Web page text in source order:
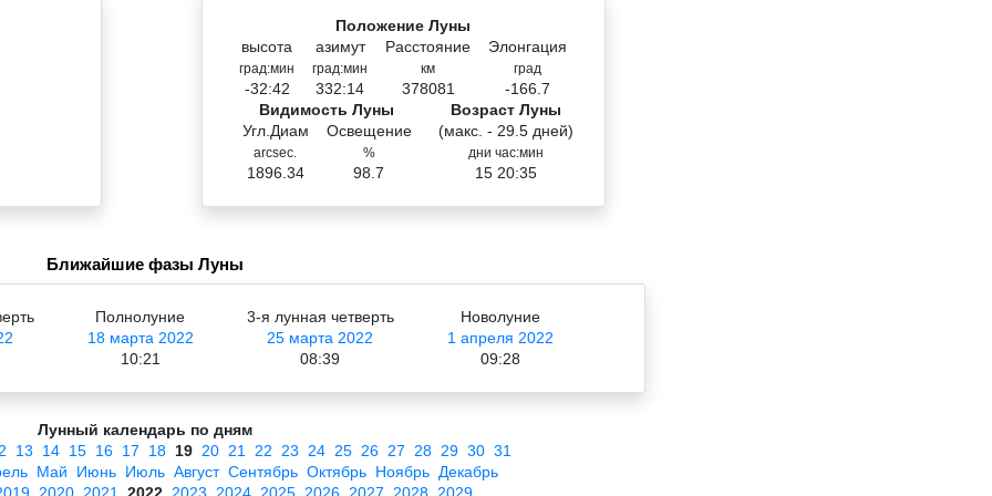
Положение Луны
высота
град:мин
-32:42
азимут
град:мин
332:14
Расстояние
км
378081
Элонгация
град
-166.7
Видимость Луны
Угл.Диам
arcsec.
1896.34
Освещение
%
98.7
Возраст Луны
(макс. - 29.5 дней)
дни час:мин
15 20:35
Ближайшие фазы Луны
Полнолуние
18 марта 2022
10:21
3-я лунная четверть
25 марта 2022
08:39
Новолуние
1 апреля 2022
09:28
Лунный календарь по дням
13 14 15 16 17 18 19 20 21 22 23 24 25 26 27 28 29 30 31
Май Июнь Июль Август Сентябрь Октябрь Ноябрь Декабрь
2020 2021 2022 2023 2024 2025 2026 2027 2028 2029